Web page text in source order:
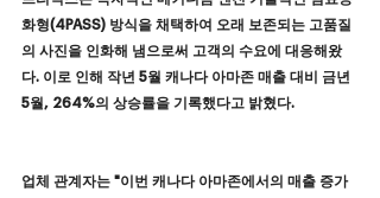
화형(4PASS) 방식을 채택하여 오래 보존되는 고품질
의 사진을 인화해 냄으로써 고객의 수요에 대응해왔
다. 이로 인해 작년 5월 캐나다 아마존 매출 대비 금년
5월, 264%의 상승률을 기록했다고 밝혔다.
업체 관계자는 "이번 캐나다 아마존에서의 매출 증가